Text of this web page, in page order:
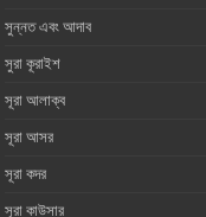
সুন্নত এবং আদাব
সুরা কূরাইশ
সূরা আলাক্ব
সূরা কদর
সূরা কাউসার